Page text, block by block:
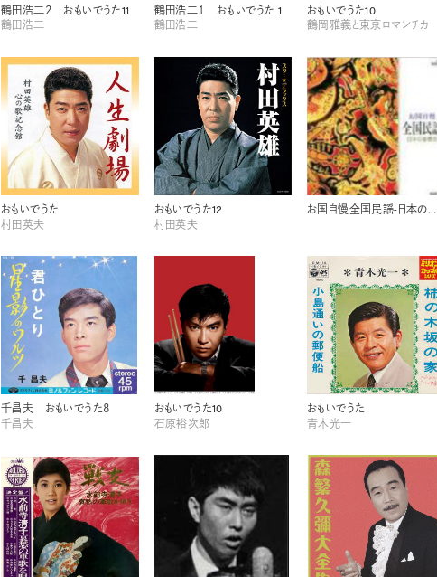
鶴田浩二２ おもいでうた11
鶴田浩二
鶴田浩二１ おもいでうた 1
鶴田浩二
おもいでうた10
鶴岡雅義と東京ロマンチカ
おもいでうた
村田英夫
おもいでうた12
村田英夫
お国自慢全国民謡-日本の音景色-
千昌夫 おもいでうた８
千昌夫
おもいでうた10
石原裕次郎
おもいでうた
青木光一